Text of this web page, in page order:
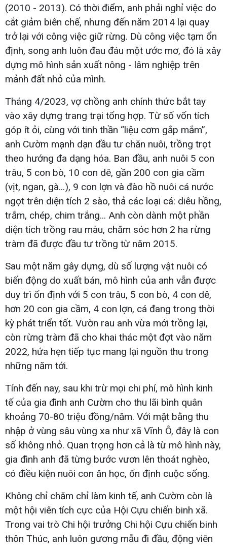
(2010 - 2013). Có thời điểm, anh phải nghỉ việc do
cắt giảm biên chế, nhưng đến năm 2014 lại quay
trở lại với công việc giữ rừng. Dù công việc tạm ổn
định, song anh luôn đau đáu một ước mơ, đó là xây
dựng mô hình sản xuất nông - lâm nghiệp trên
mảnh đất nhỏ của mình.
Tháng 4/2023, vợ chồng anh chính thức bắt tay
vào xây dựng trang trại tổng hợp. Từ số vốn tích
góp ít ỏi, cùng với tinh thần “liệu cơm gắp mắm”,
anh Cườm mạnh dạn đầu tư chăn nuôi, trồng trọt
theo hướng đa dạng hóa. Ban đầu, anh nuôi 5 con
trâu, 5 con bò, 10 con dê, gần 200 con gia cầm
(vịt, ngan, gà...), 9 con lợn và đào hồ nuôi cá nước
ngọt trên diện tích 2 sào, thả các loại cá: diêu hồng,
trắm, chép, chim trắng... Anh còn dành một phần
diện tích trồng rau màu, chăm sóc hơn 2 ha rừng
tràm đã được đầu tư trồng từ năm 2015.
Sau một năm gây dựng, dù số lượng vật nuôi có
biến động do xuất bán, mô hình của anh vẫn được
duy trì ổn định với 5 con trâu, 5 con bò, 4 con dê,
hơn 20 con gia cầm, 4 con lợn, cá đang trong thời
kỳ phát triển tốt. Vườn rau anh vừa mới trồng lại,
còn rừng tràm đã cho khai thác một đợt vào năm
2022, hứa hẹn tiếp tục mang lại nguồn thu trong
những năm tới.
Tính đến nay, sau khi trừ mọi chi phí, mô hình kinh
tế của gia đình anh Cườm cho thu lãi bình quân
khoảng 70-80 triệu đồng/năm. Với mặt bằng thu
nhập ở vùng sâu vùng xa như xã Vĩnh Ô, đây là con
số không nhỏ. Quan trọng hơn cả là từ mô hình này,
gia đình anh đã từng bước vươn lên thoát nghèo,
có điều kiện nuôi con ăn học, ổn định cuộc sống.
Không chỉ chăm chỉ làm kinh tế, anh Cườm còn là
một hội viên tích cực của Hội Cựu chiến binh xã.
Trong vai trò Chi hội trưởng Chi hội Cựu chiến binh
thôn Thúc, anh luôn gương mẫu đi đầu, động viên